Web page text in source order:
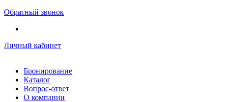
Обратный звонок
Личный кабинет
Бронирование
Каталог
Вопрос-ответ
О компании